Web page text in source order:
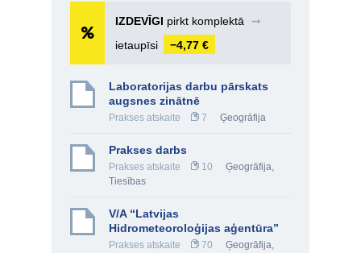
IZDEVĪGI pirkt komplektā
➞
ietaupīsi
−4,77 €
Laboratorijas darbu pārskats
augsnes zinātnē
Prakses atskaite 7 Ģeogrāfija
Prakses darbs
Prakses atskaite 10 Ģeogrāfija,
Tiesības
V/A “Latvijas
Hidrometeoroloģijas aģentūra”
Prakses atskaite 70 Ģeogrāfija,